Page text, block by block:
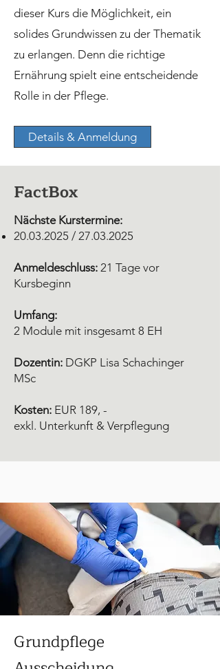
dieser Kurs die Möglichkeit, ein
solides Grundwissen zu der Thematik
zu erlangen. Denn die richtige
Ernährung spielt eine entscheidende
Rolle in der Pflege.
Details & Anmeldung
FactBox
Nächste Kurstermine:
20.03.2025 / 27.03.2025
Anmeldeschluss: 21 Tage vor
Kursbeginn
Umfang:
2 Module mit insgesamt 8 EH
Dozentin: DGKP Lisa Schachinger
MSc
Kosten: EUR 189, -
exkl. Unterkunft & Verpflegung
Grundpflege